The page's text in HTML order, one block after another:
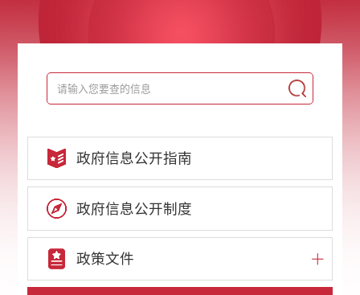
政府信息公开指南
政府信息公开制度
政策文件